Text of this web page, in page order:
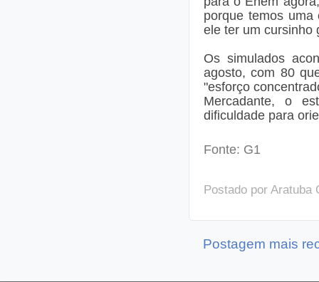
porque temos
ele ter um cursinho
Os simulados
agosto, com 80
"esforço
Mercadante, o
dificuldade para
Fonte: G1
Postado por Aratuba
Postagem mais